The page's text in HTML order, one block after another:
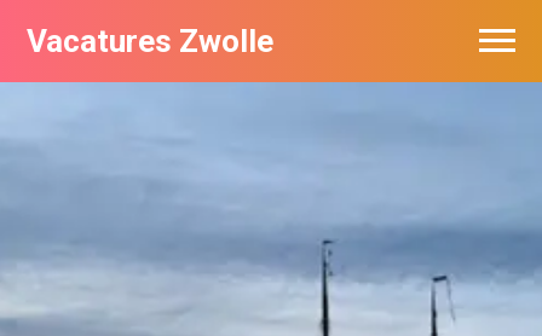
Vacatures Zwolle
Vacatures per bedrijf